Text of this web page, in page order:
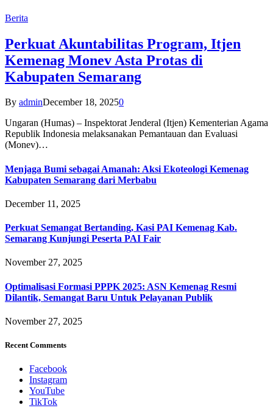
Berita
Perkuat Akuntabilitas Program, Itjen
Kemenag Monev Asta Protas di
Kabupaten Semarang
By adminDecember 18, 20250
Ungaran (Humas) – Inspektorat Jenderal (Itjen) Kementerian Agama
Republik Indonesia melaksanakan Pemantauan dan Evaluasi
(Monev)…
Menjaga Bumi sebagai Amanah: Aksi Ekoteologi Kemenag
Kabupaten Semarang dari Merbabu
December 11, 2025
Perkuat Semangat Bertanding, Kasi PAI Kemenag Kab.
Semarang Kunjungi Peserta PAI Fair
November 27, 2025
Optimalisasi Formasi PPPK 2025: ASN Kemenag Resmi
Dilantik, Semangat Baru Untuk Pelayanan Publik
November 27, 2025
Recent Comments
Facebook
Instagram
YouTube
TikTok